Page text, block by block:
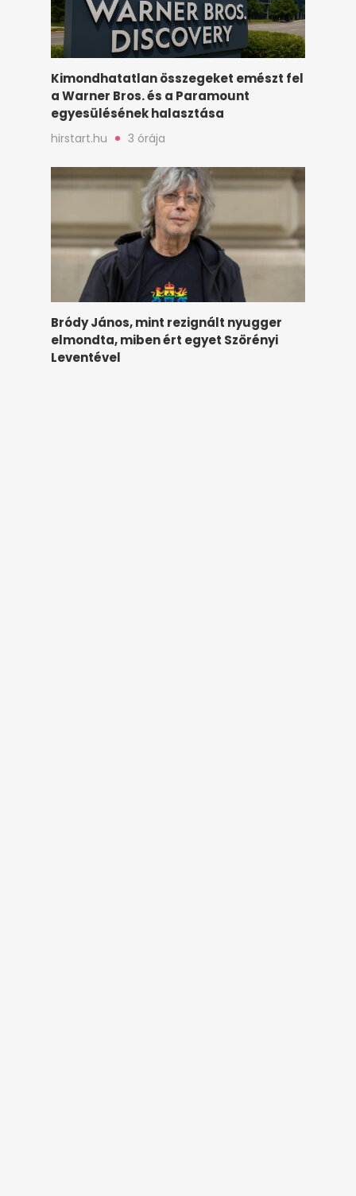
Kimondhatatlan összegeket emészt fel
a Warner Bros. és a Paramount
egyesülésének halasztása
hirstart.hu 3 órája
Bródy János, mint rezignált nyugger
elmondta, miben ért egyet Szörényi
Leventével